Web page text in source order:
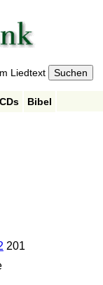
Liedtext
CDs
Bibel
201